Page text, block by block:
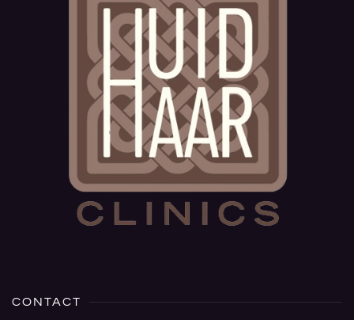
CONTACT